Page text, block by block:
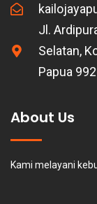
Jl.
Selatan,
Papua
About Us
Kami melayani